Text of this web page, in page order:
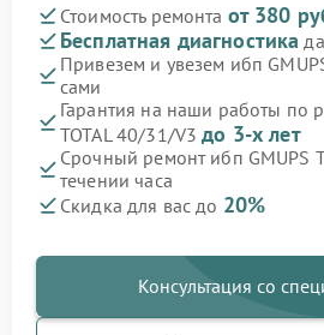
Стоимость ремонта от 380
Бесплатная диагностика
Привезем и увезем ибп
сами
Гарантия на наши работы по
TOTAL 40/31/V3до 3-х лет
Срочный ремонт ибп GMUPS
течении часа
Скидка для вас до 20%
Консультация со